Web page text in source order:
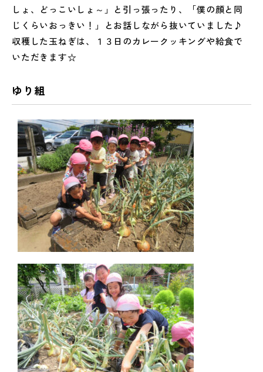
しょ、どっこいしょ～」と引っ張ったり、「僕の顔と同
じくらいおっきい！」とお話しながら抜いていました♪
収穫した玉ねぎは、１３日のカレークッキングや給食で
いただきます☆
ゆり組